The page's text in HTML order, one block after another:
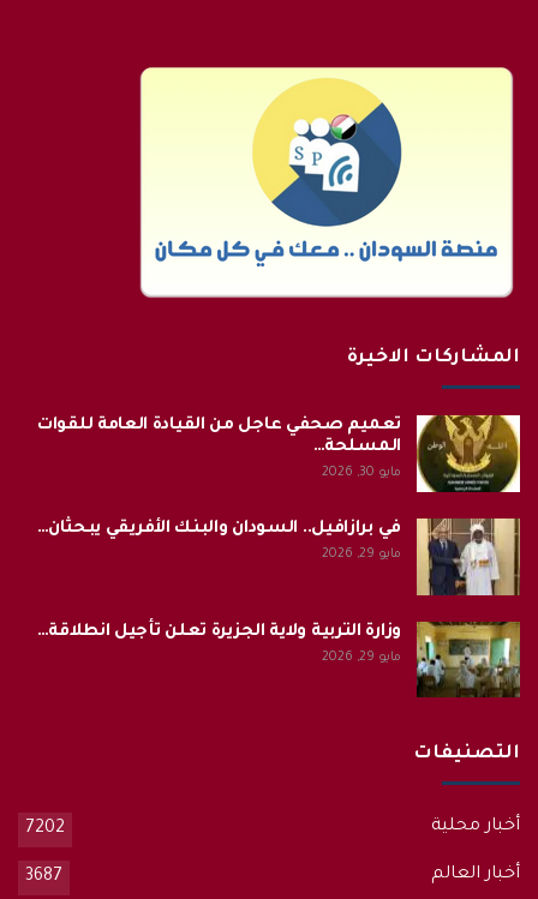
المشاركات الاخيرة
تعميم صحفي عاجل من القيادة العامة للقوات
المسلحة…
مايو 30, 2026
في برازافيل.. السودان والبنك الأفريقي يبحثان…
مايو 29, 2026
وزارة التربية ولاية الجزيرة تعلن تأجيل انطلاقة…
مايو 29, 2026
التصنيفات
أخبار محلية 7202
أخبار العالم 3687